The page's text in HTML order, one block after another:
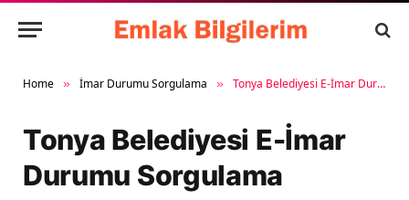
Home » İmar Durumu Sorgulama » Tonya Belediyesi E-İmar Durumu Sorgulama
Tonya Belediyesi E-İmar
Durumu Sorgulama